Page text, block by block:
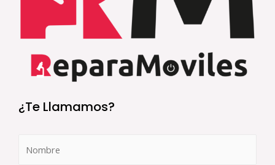
¿Te Llamamos?